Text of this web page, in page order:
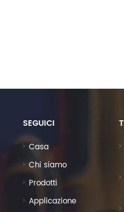
SEGUICI
Casa
Chi siamo
Prodotti
Applicazione